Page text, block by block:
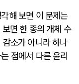
해 보면 이 문제는
면 한 종의 개체 수
소가 아니라 하나
점에서 다른 윤리